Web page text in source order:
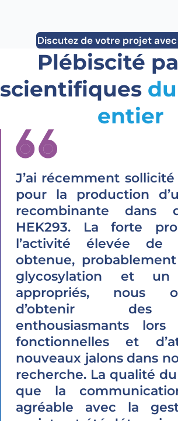
Discutez de votre projet
Plébiscité
scientifiques
entier
J’ai récemment
pour la production
recombinante dans
HEK293. La forte
l’activité élevée de
obtenue,
glycosylation et un
appropriés, nous
d’obtenir des
enthousiasmants
fonctionnelles et
nouveaux jalons dans
recherche. La qualité
que la
agréable avec la